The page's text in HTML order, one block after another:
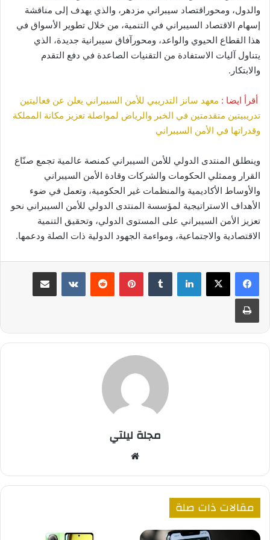
والدول، ومحوراقتصاد سيبراني مزدهر، والذي يهدف إلى مناقشة
إسهام الاقتصاد السيبراني في التنمية، من خلال تطوير الأسواق في
هذا القطاع الحيوي والواعد، ومحورآفاق سيبرانية جديدة، الذي
يتناول آليات الاستفادة من التقنيات الصاعدة في دفع التقدم
والابتكار.
أقرأ ايضا : معهد سانز التدريبي للأمن السيبراني يعلن عن فعاليتين
تدريبيتين متقدمتين في الخبر والرياض لمواصلة تعزيز مكانة المملكة
وقدراتها في الأمن السيبراني
وينطلق المنتدى الدولي للأمن السيبراني كمنصة عالمية تجمع صنّاع
القرار وممثلي الحكومات والشركات وقادة الأمن السيبراني
والأوساط الأكاديمية والمنظمات غير الحكومية، وتعمل في ضوء
الأهداف الاستراتيجية لمؤسسة المنتدى الدولي للأمن السيبراني نحو
تعزيز الأمن السيبراني على المستوى الدولي، وتحقيق التنمية
الاقتصادية والاجتماعية، ومواءمة الجهود الدولية ذات الصلة ودعمها.
لينكدإن بينتيريست مشاركة عبر البريد
طباعة
مجلة ليلتي
مقالات ذات صلة